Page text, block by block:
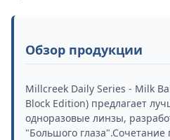
Обзор продукции
Millcreek Daily Series - Milk
Block Edition) предлагает
одноразовые линзы,
"Большого глаза".Сочетание